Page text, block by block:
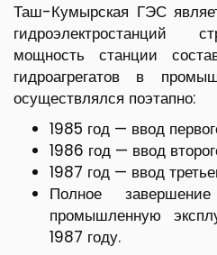
Таш-Кумырская ГЭС
гидроэлектростанций
мощность станции
гидроагрегатов в
осуществлялся поэтапно:
1985 год — ввод
1986 год — ввод
1987 год — ввод
Полное
промышленную
1987 году.